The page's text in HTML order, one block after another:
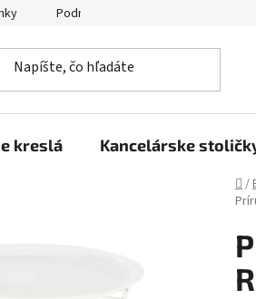
Podmienky ochrany osobných údajov
kreslá Kancelárske
/